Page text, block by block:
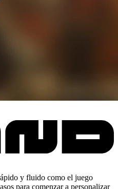
y fluido como el juego
para comenzar a personalizar